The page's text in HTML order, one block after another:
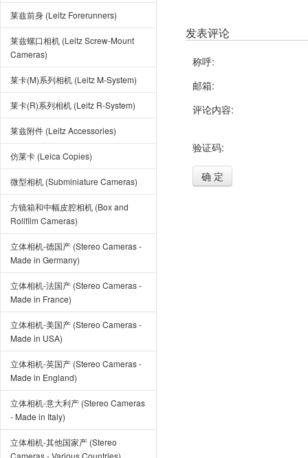
莱兹前身 (Leitz Forerunners)
莱兹螺口相机 (Leitz Screw-Mount
Cameras)
莱卡(M)系列相机 (Leitz M-System)
莱卡(R)系列相机 (Leitz R-System)
莱兹附件 (Leitz Accessories)
仿莱卡 (Leica Copies)
微型相机 (Subminiature Cameras)
方镜箱和中幅皮腔相机 (Box and
Rollfilm Cameras)
立体相机-德国产 (Stereo Cameras -
Made in Germany)
立体相机-法国产 (Stereo Cameras -
Made in France)
立体相机-美国产 (Stereo Cameras -
Made in USA)
立体相机-英国产 (Stereo Cameras -
Made in England)
立体相机-意大利产 (Stereo Cameras
- Made in Italy)
立体相机-其他国家产 (Stereo
Cameras - Various Countries)
发表评论
称呼:
邮箱:
评论内容:
验证码:
确 定